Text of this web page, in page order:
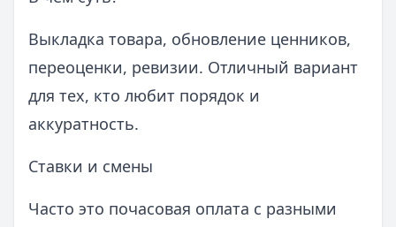
Выкладка товара, обновление ценников,
переоценки, ревизии. Отличный вариант
для тех, кто любит порядок и
аккуратность.
Ставки и смены
Часто это почасовая оплата с разными